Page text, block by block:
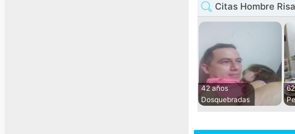
Citas Hombre
42 años
Dosquebradas